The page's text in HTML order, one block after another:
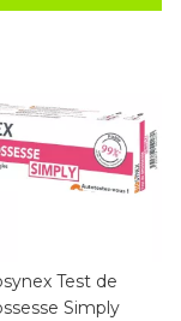
Test de
Simply